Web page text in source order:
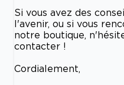
Si vous avez des
l'avenir, ou si vous
notre boutique,
contacter !
Cordialement,